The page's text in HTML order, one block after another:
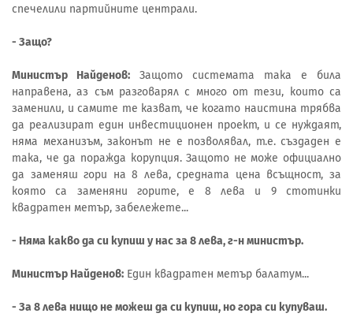
спечелили партийните централи.
- Защо?
Министър Найденов: Защото системата така е била
направена, аз съм разговарял с много от тези, които са
заменили, и самите те казват, че когато наистина трябва
да реализират един инвестиционен проект, и се нуждаят,
няма механизъм, законът не е позволявал, т.е. създаден е
така, че да поражда корупция. Защото не може официално
да заменяш гори на 8 лева, средната цена всъщност, за
която са заменяни горите, е 8 лева и 9 стотинки
квадратен метър, забележете...
- Няма какво да си купиш у нас за 8 лева, г-н министър.
Министър Найденов: Един квадратен метър балатум...
- За 8 лева нищо не можеш да си купиш, но гора си купуваш.